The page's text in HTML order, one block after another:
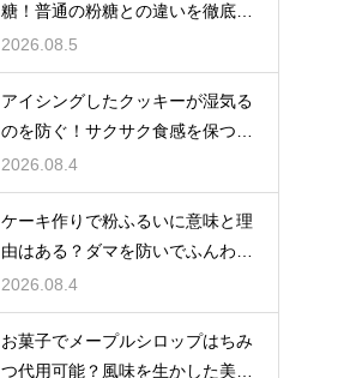
糖！普通の粉糖との違いを徹底解
説
2026.08.5
アイシングしたクッキーが湿気る
のを防ぐ！サクサク食感を保つ裏
技
2026.08.4
ケーキ作りで粉ふるいに意味と理
由はある？ダマを防いでふんわり
と軽い生地に焼き上げるための基
本
2026.08.4
お菓子でメープルシロップはちみ
つ代用可能？風味を生かした美味